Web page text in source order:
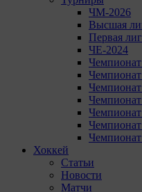
ЧМ-2026
Высшая
Первая
ЧЕ-2024
Хоккей
Статьи
Новости
Матчи